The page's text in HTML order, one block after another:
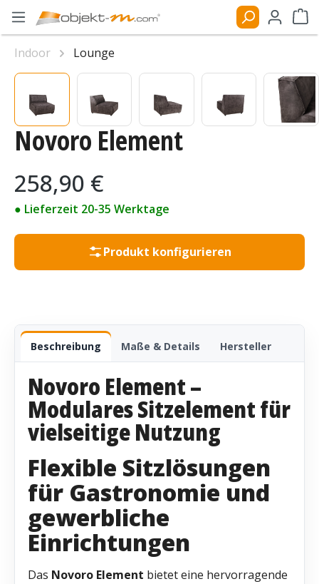
Zum Hauptinhalt springen
Novoro Element
Regulärer Preis:
258,90 €
● Lieferzeit 20-35 Werktage
Produkt konfigurieren
Beschreibung Maße & Details Hersteller
Novoro Element –
Modulares Sitzelement für
vielseitige Nutzung
Flexible Sitzlösungen
für Gastronomie und
gewerbliche
Einrichtungen
Das Novoro Element bietet eine hervorragende
Indoor Lounge